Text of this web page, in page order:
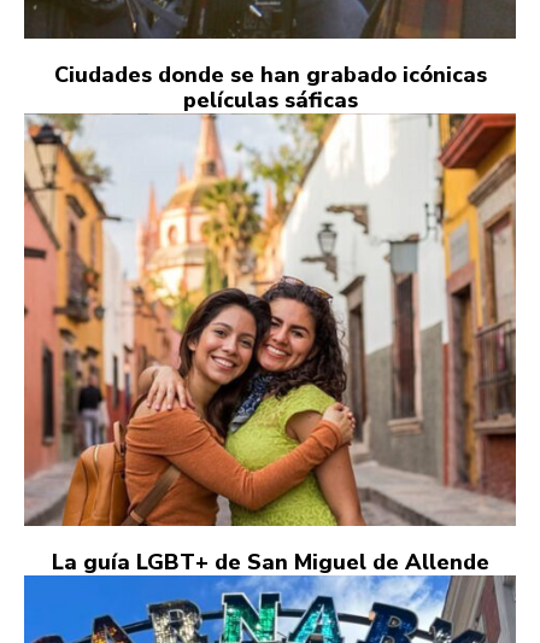
Ciudades donde se han grabado icónicas
películas sáficas
La guía LGBT+ de San Miguel de Allende